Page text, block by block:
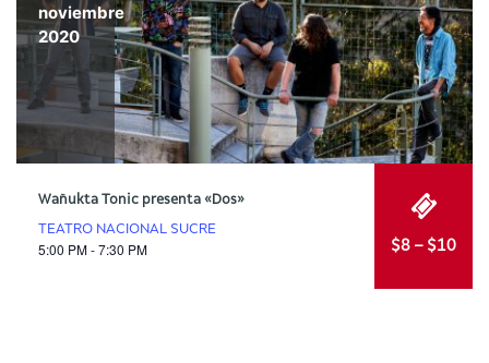
noviembre
2020
Wañukta Tonic presenta «Dos»
TEATRO NACIONAL SUCRE
5:00 PM - 7:30 PM $8 – $10